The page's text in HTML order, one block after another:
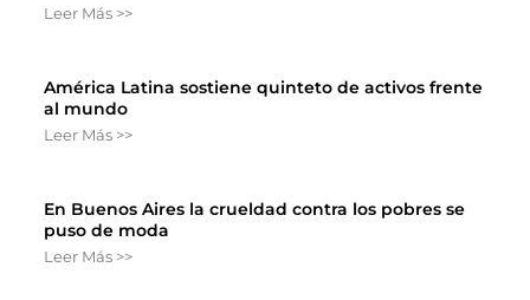
Leer Más >>
América Latina sostiene quinteto de activos frente
al mundo
Leer Más >>
En Buenos Aires la crueldad contra los pobres se
puso de moda
Leer Más >>